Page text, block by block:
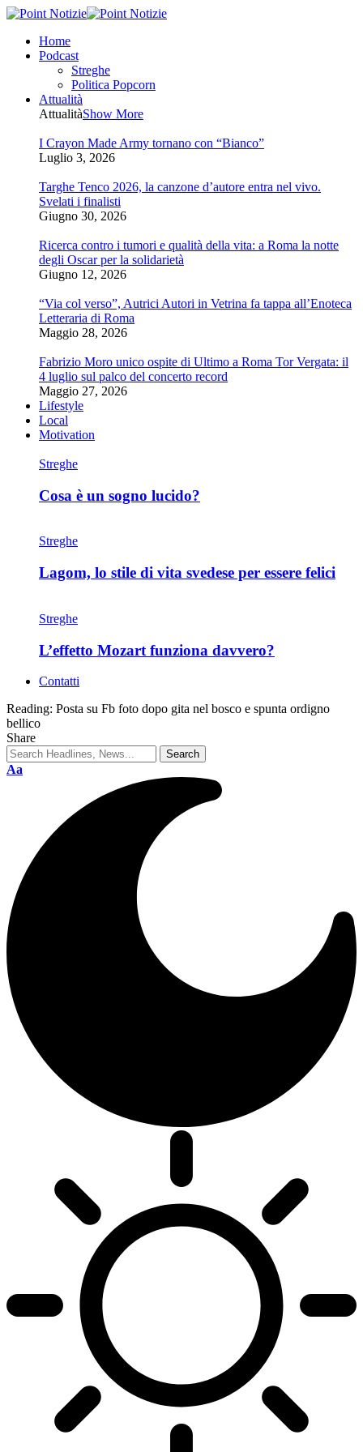
Home
Podcast
Streghe
Politica Popcorn
Attualità
AttualitàShow More
I Crayon Made Army tornano con “Bianco”
Luglio 3, 2026
Targhe Tenco 2026, la canzone d’autore entra nel vivo.
Svelati i finalisti
Giugno 30, 2026
Ricerca contro i tumori e qualità della vita: a Roma la notte
degli Oscar per la solidarietà
Giugno 12, 2026
“Via col verso”, Autrici Autori in Vetrina fa tappa all’Enoteca
Letteraria di Roma
Maggio 28, 2026
Fabrizio Moro unico ospite di Ultimo a Roma Tor Vergata: il
4 luglio sul palco del concerto record
Maggio 27, 2026
Lifestyle
Local
Motivation
Streghe
Cosa è un sogno lucido?
Streghe
Lagom, lo stile di vita svedese per essere felici
Streghe
L’effetto Mozart funziona davvero?
Contatti
Reading: Posta su Fb foto dopo gita nel bosco e spunta ordigno
bellico
Share
Aa